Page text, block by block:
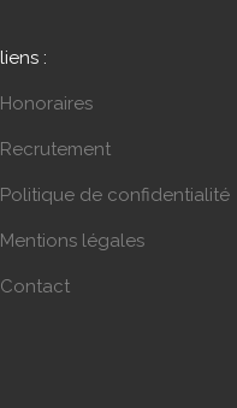
liens :
Honoraires
Recrutement
Politique de confidentialité
Mentions légales
Contact